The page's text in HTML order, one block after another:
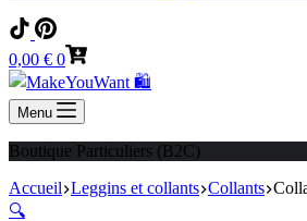
Panier
d’achat
0,00 € 0
Menu
Boutique Particuliers (B2C)
Accueil Leggins et collants Collants
🔍